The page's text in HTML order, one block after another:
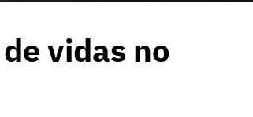
vidas no